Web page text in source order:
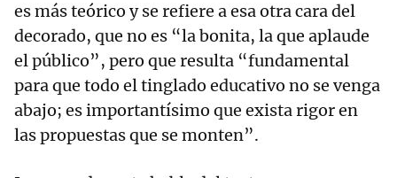
es más teórico y se refiere a esa otra cara del
decorado, que no es “la bonita, la que aplaude
el público”, pero que resulta “fundamental
para que todo el tinglado educativo no se venga
abajo; es importantísimo que exista rigor en
las propuestas que se monten”.